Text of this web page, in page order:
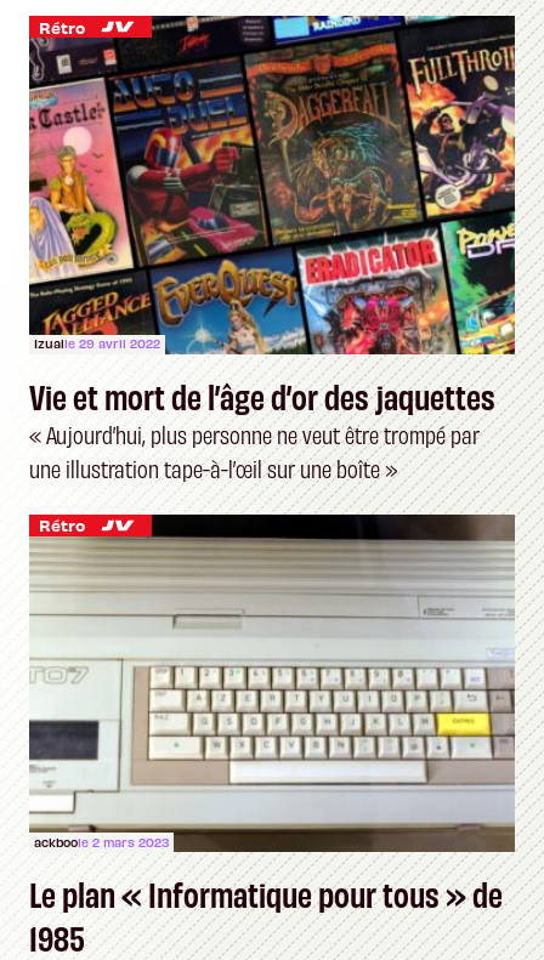
Rétro
Izualle 29 avril 2022
Vie et mort de l’âge d’or des jaquettes
« Aujourd’hui, plus personne ne veut être trompé par
une illustration tape-à-l’œil sur une boîte »
Rétro
ackboole 2 mars 2023
Le plan « Informatique pour tous » de
1985